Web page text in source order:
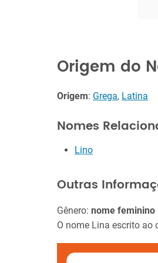
Origem do
Origem: Grega, Latina
Nomes
Lino
Outras
Gênero: nome feminino
O nome Lina escrito ao